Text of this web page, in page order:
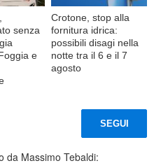
senza
e
Crotone, stop alla
fornitura idrica:
possibili disagi nella
notte tra il 6 e il 7
agosto
SEGUI
da Massimo Tebaldi: